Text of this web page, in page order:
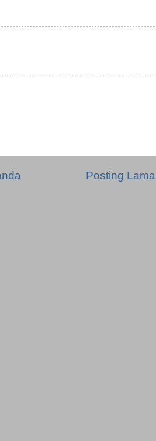
Posting Lama